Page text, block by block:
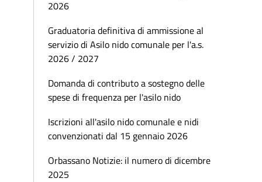
2026
Graduatoria definitiva di ammissione al
servizio di Asilo nido comunale per l'a.s.
2026 / 2027
Domanda di contributo a sostegno delle
spese di frequenza per l'asilo nido
Iscrizioni all'asilo nido comunale e nidi
convenzionati dal 15 gennaio 2026
Orbassano Notizie: il numero di dicembre
2025